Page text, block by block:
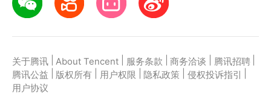
关于腾讯 About Tencent 服务条款 商务洽谈 腾讯招聘
腾讯公益
版权所有 用户权限 隐私政策 侵权投诉指引
用户协议